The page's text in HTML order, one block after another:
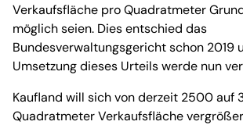
Verkaufsfläche pro Quadratmeter
möglich seien. Dies entschied das
Bundesverwaltungsgericht schon 2019
Umsetzung dieses Urteils werde nun
Kaufland will sich von derzeit 2500 auf
Quadratmeter Verkaufsfläche